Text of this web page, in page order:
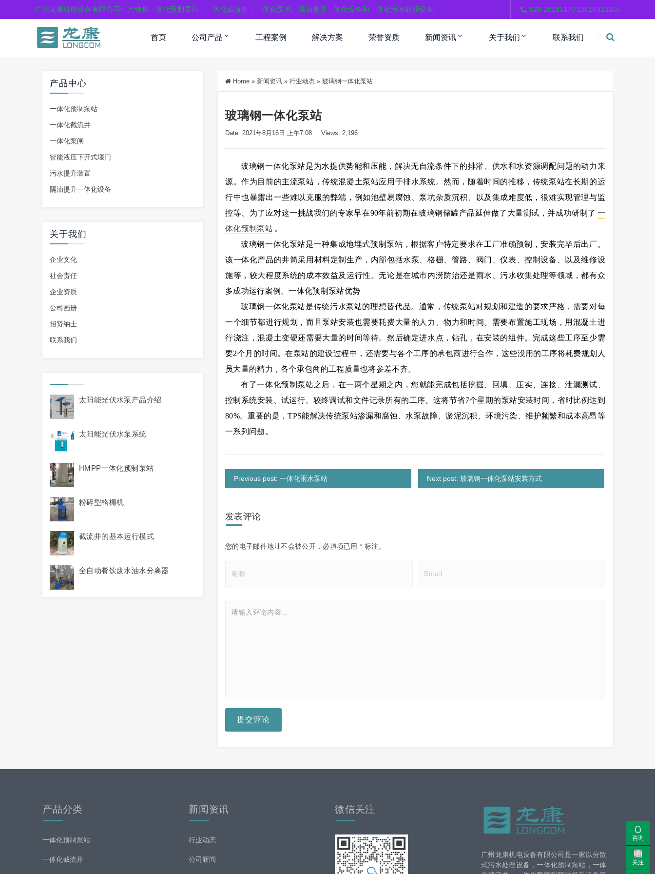
广州龙康机电设备有限公司生产销售一体化预制泵站，一体化截流井，一体化泵闸、隔油提升一体化设备和一体化污水处理设备。 020-28185170 13016013265
首页 公司产品 工程案例 解决方案 荣誉资质 新闻资讯 关于我们 联系我们
产品中心
一体化预制泵站
一体化截流井
一体化泵闸
智能液压下开式堰门
污水提升装置
隔油提升一体化设备
关于我们
企业文化
社会责任
企业资质
公司画册
招贤纳士
联系我们
太阳能光伏水泵产品介绍
太阳能光伏水泵系统
HMPP一体化预制泵站
粉碎型格栅机
截流井的基本运行模式
全自动餐饮废水油水分离器
Home » 新闻资讯 » 行业动态 » 玻璃钢一体化泵站
玻璃钢一体化泵站
Date: 2021年8月16日 上午7:08 Views: 2,196
玻璃钢一体化泵站是为水提供势能和压能，解决无自流条件下的排灌、供水和水资源调配问题的动力来
源。作为目前的主流泵站，传统混凝土泵站应用于排水系统。然而，随着时间的推移，传统泵站在长期的运
行中也暴露出一些难以克服的弊端，例如池壁易腐蚀、泵坑杂质沉积、以及集成难度低，很难实现管理与监
控等、为了应对这一挑战我们的专家早在90年前初期在玻璃钢储罐产品延伸做了大量测试，并成功研制了 一
体化预制泵站 。
玻璃钢一体化泵站是一种集成地埋式预制泵站，根据客户特定要求在工厂准确预制，安装完毕后出厂。
该一体化产品的井筒采用材料定制生产，内部包括水泵、格栅、管路、阀门、仪表、控制设备、以及维修设
施等，较大程度系统的成本效益及运行性。无论是在城市内涝防治还是雨水、污水收集处理等领域，都有众
多成功运行案例。一体化预制泵站优势
玻璃钢一体化泵站是传统污水泵站的理想替代品。通常，传统泵站对规划和建造的要求严格，需要对每
一个细节都进行规划，而且泵站安装也需要耗费大量的人力、物力和时间。需要布置施工现场，用混凝土进
行浇注，混凝土变硬还需要大量的时间等待。然后确定进水点，钻孔，在安装的组件。完成这些工序至少需
要2个月的时间。在泵站的建设过程中，还需要与各个工序的承包商进行合作，这些没用的工序将耗费规划人
员大量的精力，各个承包商的工程质量也将参差不齐。
有了一体化预制泵站之后，在一两个星期之内，您就能完成包括挖掘、回填、压实、连接、泄漏测试、
控制系统安装、试运行、较终调试和文件记录所有的工序。这将节省7个星期的泵站安装时间，省时比例达到
80%。重要的是，TPS能解决传统泵站渗漏和腐蚀、水泵故障、淤泥沉积、环境污染、维护频繁和成本高昂等
一系列问题。
Previous post: 一体化雨水泵站 Next post: 玻璃钢一体化泵站安装方式
发表评论
您的电子邮件地址不会被公开， 必填项已用* 标注。
提交评论
产品分类
一体化预制泵站
一体化截流井
新闻资讯
行业动态
公司新闻
微信关注
广州龙康机电设备有限公司是一家以分散
式污水处理设备，一体化预制泵站，一体
咨询
关注